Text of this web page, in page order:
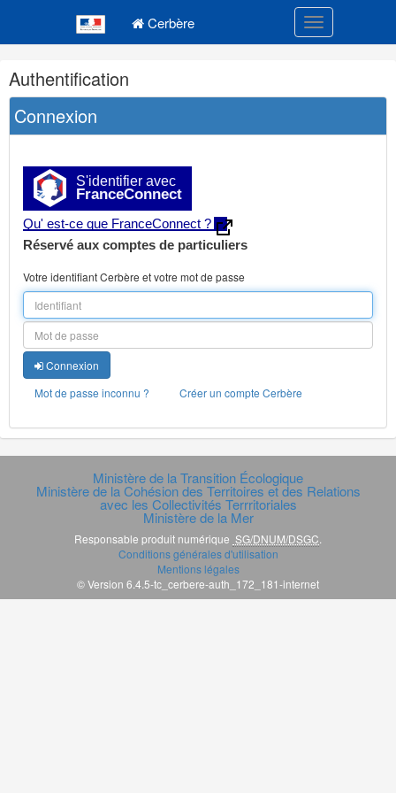
Cerbère Toggle
Navigation
et
outils
annexes
Authentification
Connexion
S'identifier avec
FranceConnect
Qu' est-ce que FranceConnect ?
Réservé aux comptes de particuliers
Votre identifiant Cerbère et votre mot de passe
Connexion
Mot de passe inconnu ?
Créer un compte Cerbère
Ministère de la Transition Écologique
Ministère de la Cohésion des Territoires et des Relations
avec les Collectivités Terrritoriales
Ministère de la Mer
Responsable produit numérique SG/DNUM/DSGC.
Conditions générales d'utilisation
Mentions légales
© Version 6.4.5-tc_cerbere-auth_172_181-internet